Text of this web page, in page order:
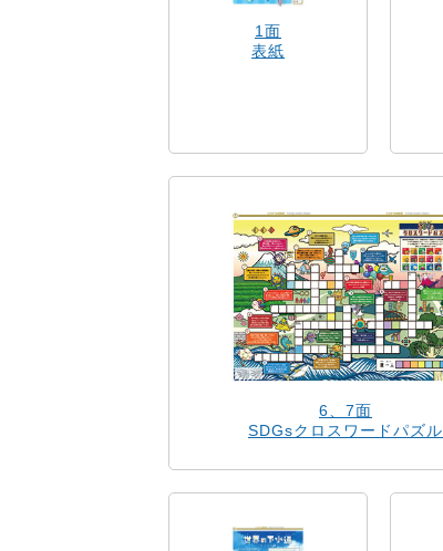
1面
表紙
6、7面
SDGsクロスワードパズル